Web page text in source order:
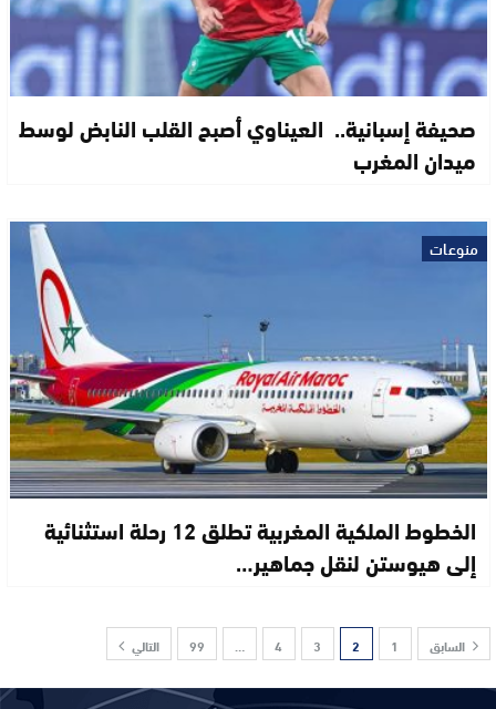
صحيفة إسبانية.. العيناوي أصبح القلب النابض لوسط
ميدان المغرب
منوعات
الخطوط الملكية المغربية تطلق 12 رحلة استثنائية
إلى هيوستن لنقل جماهير…
السابق 1
2
3
4
…
99 التالي